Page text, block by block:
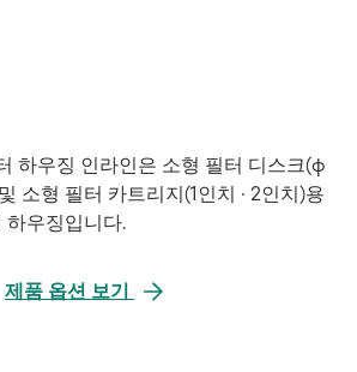
하우징 인라인은 소형 필터 디스크(φ
소형 필터 카트리지(1인치 · 2인치)용
하우징입니다.
제품 옵션 보기